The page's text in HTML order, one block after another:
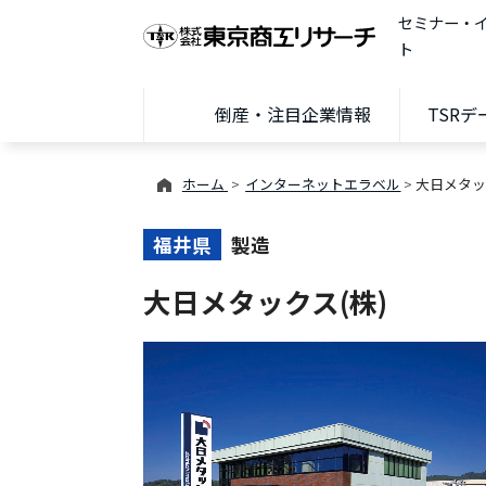
セミナー・
ト
倒産・注目企業情報 TSRデ
ホーム インターネットエラベル 大日メタ
福井県 製造
大日メタックス(株)